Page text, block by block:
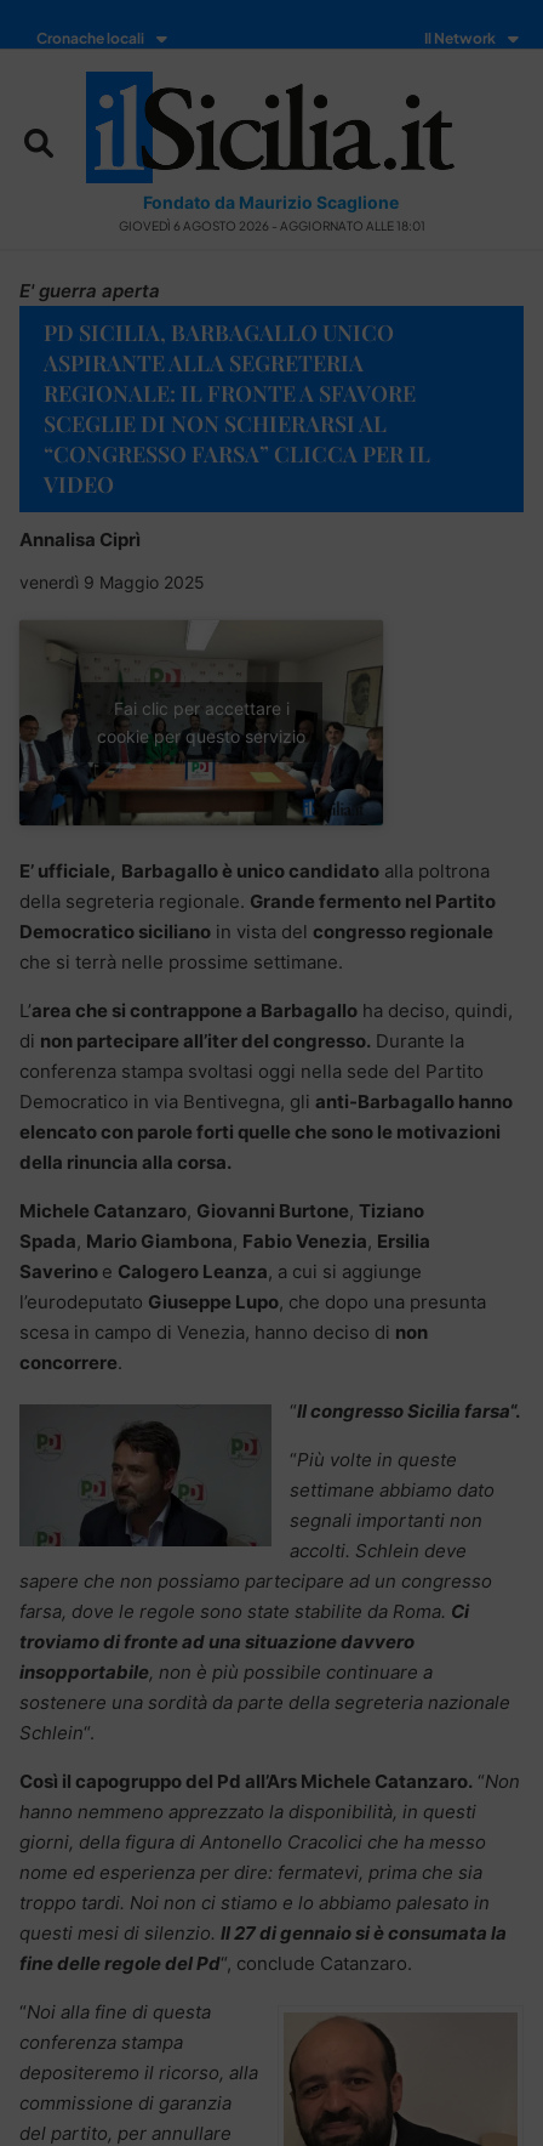
Cronache locali Il Network
Fondato da Maurizio Scaglione
GIOVEDÌ 6 AGOSTO 2026 - AGGIORNATO ALLE 18:01
E' guerra aperta
PD SICILIA, BARBAGALLO UNICO
ASPIRANTE ALLA SEGRETERIA
REGIONALE: IL FRONTE A SFAVORE
SCEGLIE DI NON SCHIERARSI AL
“CONGRESSO FARSA” CLICCA PER IL
VIDEO
Annalisa Ciprì
venerdì 9 Maggio 2025
Fai clic per accettare i
cookie per questo servizio
E’ ufficiale, Barbagallo è unico candidato alla poltrona
della segreteria regionale. Grande fermento nel Partito
Democratico siciliano in vista del congresso regionale
che si terrà nelle prossime settimane.
L’area che si contrappone a Barbagallo ha deciso, quindi,
di non partecipare all’iter del congresso. Durante la
conferenza stampa svoltasi oggi nella sede del Partito
Democratico in via Bentivegna, gli anti-Barbagallo hanno
elencato con parole forti quelle che sono le motivazioni
della rinuncia alla corsa.
Michele Catanzaro, Giovanni Burtone, Tiziano
Spada, Mario Giambona, Fabio Venezia, Ersilia
Saverino e Calogero Leanza, a cui si aggiunge
l’eurodeputato Giuseppe Lupo, che dopo una presunta
scesa in campo di Venezia, hanno deciso di non
concorrere.
“Il congresso Sicilia farsa“.
“Più volte in queste
settimane abbiamo dato
segnali importanti non
accolti. Schlein deve
sapere che non possiamo partecipare ad un congresso
farsa, dove le regole sono state stabilite da Roma. Ci
troviamo di fronte ad una situazione davvero
insopportabile, non è più possibile continuare a
sostenere una sordità da parte della segreteria nazionale
Schlein“.
Così il capogruppo del Pd all’Ars Michele Catanzaro. “Non
hanno nemmeno apprezzato la disponibilità, in questi
giorni, della figura di Antonello Cracolici che ha messo
nome ed esperienza per dire: fermatevi, prima che sia
troppo tardi. Noi non ci stiamo e lo abbiamo palesato in
questi mesi di silenzio. Il 27 di gennaio si è consumata la
fine delle regole del Pd“, conclude Catanzaro.
“Noi alla fine di questa
conferenza stampa
depositeremo il ricorso, alla
commissione di garanzia
del partito, per annullare